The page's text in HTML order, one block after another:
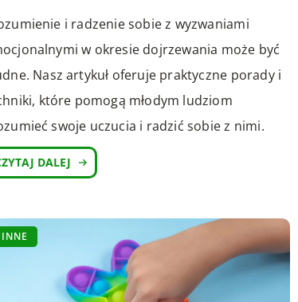
i radzenie sobie z wyzwaniami
w okresie dojrzewania może być
Nasz artykuł oferuje praktyczne porady i
które pomogą młodym ludziom
swoje uczucia i radzić sobie z nimi.
DALEJ
INNE